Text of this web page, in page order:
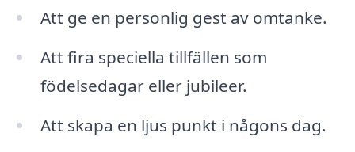
Att ge en personlig gest av omtanke.
Att fira speciella tillfällen som
födelsedagar eller jubileer.
Att skapa en ljus punkt i någons dag.